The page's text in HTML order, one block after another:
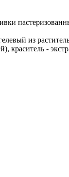
из
краситель -